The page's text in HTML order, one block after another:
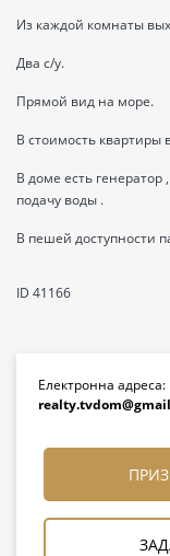
Из каждой комнаты
Два с/у.
Прямой вид на море.
В стоимость квартиры
В доме есть генератор
подачу воды .
В пешей доступности
ID 41166
Електронна адреса: